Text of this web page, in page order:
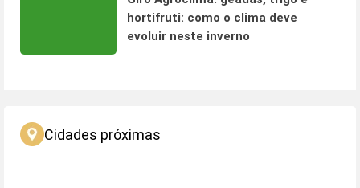
hortifruti: como o clima deve
evoluir neste inverno
Cidades próximas